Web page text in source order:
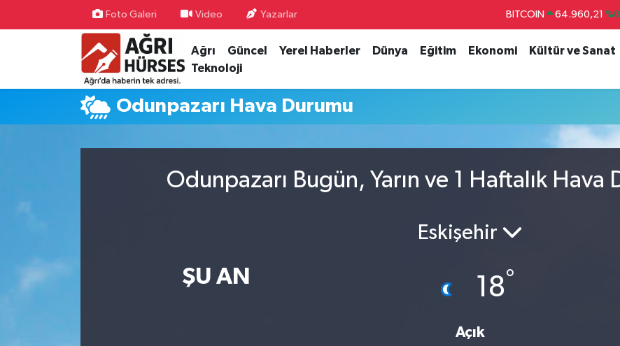
Foto Galeri Video Yazarlar BITCOIN 64.960,21
STERLİN 64,4811
13.779
Ağrı Güncel Yerel Haberler Dünya Eğitim Ekonomi Kültür ve Sanat
Teknoloji
Odunpazarı Hava Durumu
Odunpazarı Bugün, Yarın ve 1 Haftalık Hava
ŞU AN
Eskişehir
18°
Açık
Hava Durumu
Trafik Durumu
Süper Lig Puan Durumu ve Fikstür